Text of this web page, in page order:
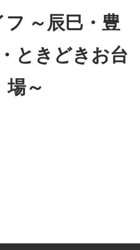
～辰巳・豊
ときどきお台
場～